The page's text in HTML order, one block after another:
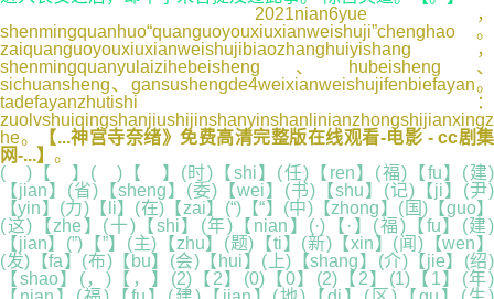
2021nian6yue，
shenmingquanhuo“quanguoyouxiuxianweishuji”chenghao。
zaiquanguoyouxiuxianweishujibiaozhanghuiyishang，
shenmingquanyulaizihebeisheng、hubeisheng、
sichuansheng、gansushengde4weixianweishujifenbiefayan。
tadefayanzhutishi：
zuolvshuiqingshanjiushijinshanyinshanlinianzhongshijianxingz
he。
【...神宫寺奈绪》免费高清完整版在线观看-电影 - cc剧集
网-...】 。
( )【 】( )【 】(时)【shi】(任)【ren】(福)【fu】(建)
【jian】(省)【sheng】(委)【wei】(书)【shu】(记)【ji】(尹)
【yin】(力)【li】(在)【zai】(“)【“】(中)【zhong】(国)【guo】
(这)【zhe】(十)【shi】(年)【nian】(·)【·】(福)【fu】(建)
【jian】(”)【”】(主)【zhu】(题)【ti】(新)【xin】(闻)【wen】
(发)【fa】(布)【bu】(会)【hui】(上)【shang】(介)【jie】(绍)
【shao】(，)【，】(2)【2】(0)【0】(2)【2】(1)【1】(年)